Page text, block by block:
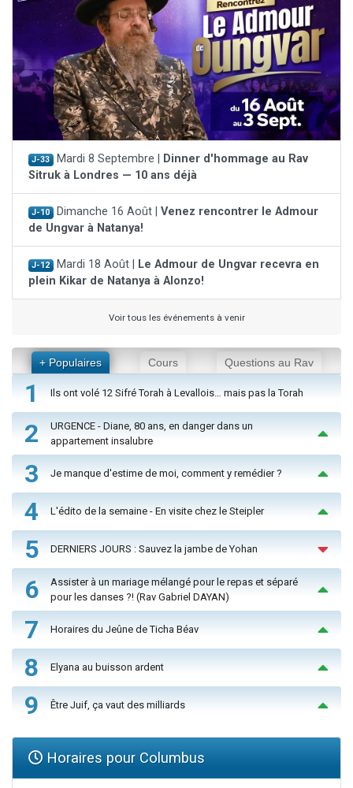
J-33 Mardi 8 Septembre |
Dinner d'hommage au Rav
Sitruk à Londres — 10 ans déjà
J-10 Dimanche 16 Août | Venez rencontrer le Admour
de Ungvar à Natanya!
J-12 Mardi 18 Août |
Le Admour de Ungvar recevra en
plein Kikar de Natanya à Alonzo!
Voir tous les événements à venir
+ Populaires Cours Questions au Rav
1 Ils ont volé 12 Sifré Torah à Levallois… mais pas la Torah
2
URGENCE - Diane, 80 ans, en danger dans un
appartement insalubre
3 Je manque d'estime de moi, comment y remédier ?
4 L'édito de la semaine - En visite chez le Steipler
5 DERNIERS JOURS : Sauvez la jambe de Yohan
6
Assister à un mariage mélangé pour le repas et séparé
pour les danses ?! (Rav Gabriel DAYAN)
7 Horaires du Jeûne de Ticha Béav
8 Elyana au buisson ardent
9 Être Juif, ça vaut des milliards
Horaires pour Columbus